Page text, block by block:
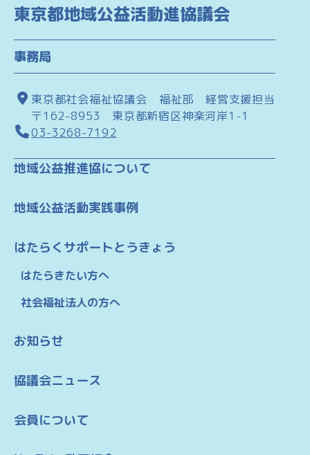
東京都地域公益活動進協議会
事務局
東京都社会福祉協議会 福祉部 経営支援担当
〒162-8953 東京都新宿区神楽河岸1-1
03-3268-7192
地域公益推進協について
地域公益活動実践事例
はたらくサポートとうきょう
はたらきたい方へ
社会福祉法人の方へ
お知らせ
協議会ニュース
会員について